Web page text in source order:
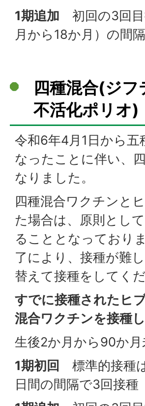
1期追加 初回の3回目
月から18か月）の間
四種混合(ジ
不活化ポリオ)
令和6年4月1日から
なったことに伴い、
なりました。
四種混合ワクチンと
た場合は、原則とし
ることとなっており
了により、接種が難
替えて接種をしてくだ
すでに接種されたヒ
混合ワクチンを接種
生後2か月から90か月
1期初回
標準的接種
日間の間隔で3回接種